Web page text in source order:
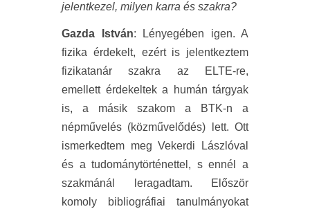
jelentkezel, milyen karra és szakra?
Gazda István: Lényegében igen. A
fizika érdekelt, ezért is jelentkeztem
fizikatanár szakra az ELTE-re,
emellett érdekeltek a humán tárgyak
is, a másik szakom a BTK-n a
népművelés (közművelődés) lett. Ott
ismerkedtem meg Vekerdi Lászlóval
és a tudománytörténettel, s ennél a
szakmánál leragadtam. Először
komoly bibliográfiai tanulmányokat